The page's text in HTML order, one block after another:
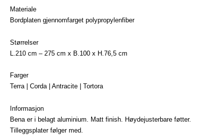
Materiale
Bordplaten gjennomfarget polypropylenfiber
Størrelser
L.210 cm – 275 cm x B.100 x H.76,5 cm
Farger
Terra | Corda | Antracite | Tortora
Informasjon
Bena er i belagt aluminium. Matt finish. Høydejusterbare føtter.
Tilleggsplater følger med.